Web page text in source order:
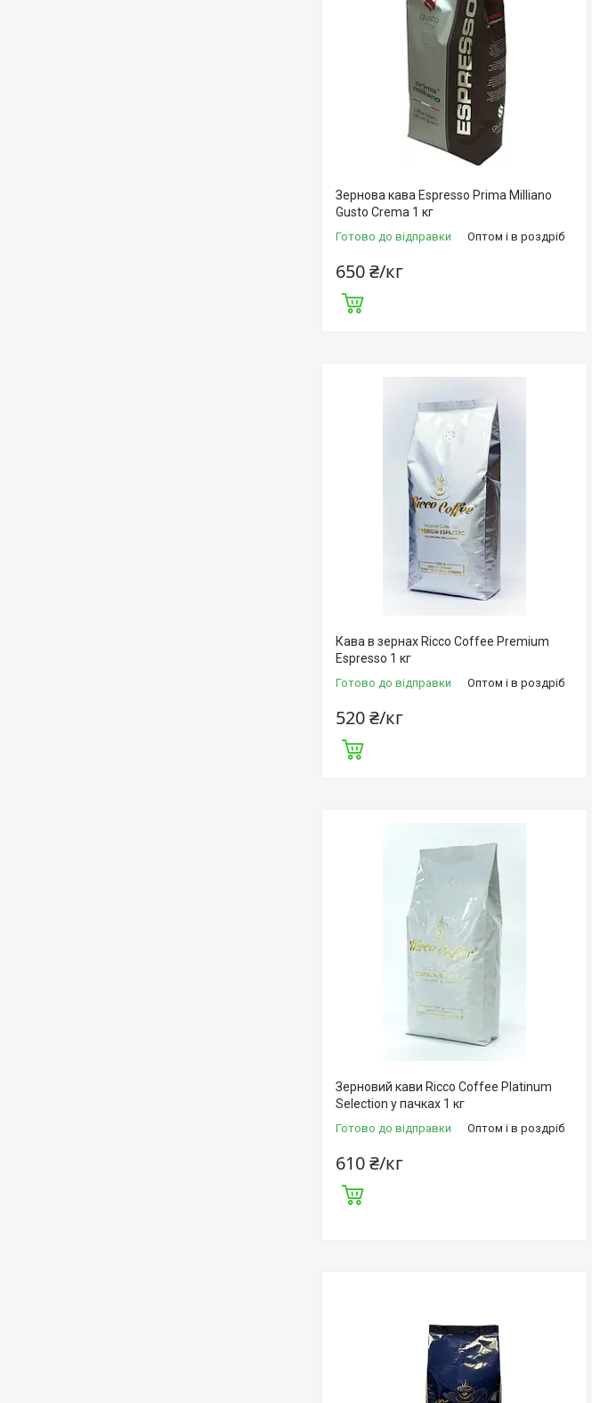
Зернова кава Espresso Prima Milliano
Gusto Crema 1 кг
Готово до відправки Оптом і в роздріб
650 ₴/кг
Кава в зернах Ricco Coffee Premium
Espresso 1 кг
Готово до відправки Оптом і в роздріб
520 ₴/кг
Зерновий кави Ricco Coffee Platinum
Selection у пачках 1 кг
Готово до відправки Оптом і в роздріб
610 ₴/кг